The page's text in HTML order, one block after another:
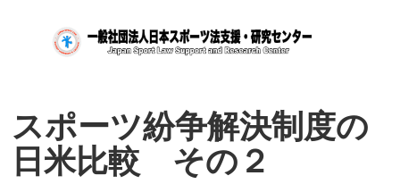
スポーツ紛争解決制度の
日米比較 その２